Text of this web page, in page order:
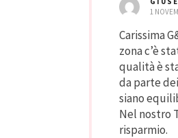
1
Carissima
zona c’è
qualità è
da parte
siano
Nel nostro
risparmio.